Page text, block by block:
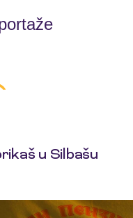
u Silbašu